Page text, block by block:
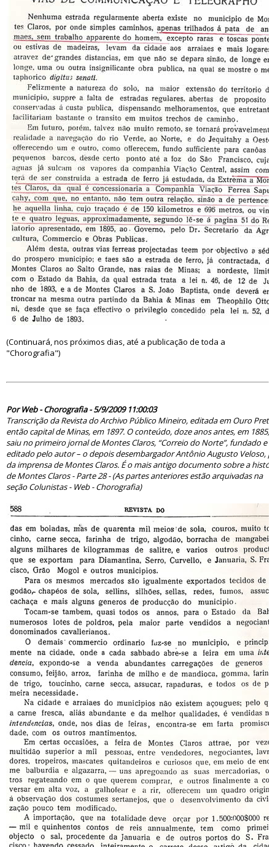
(Continuará, nos próximos dias, até a publicação de toda a
"Chorografia")
Por Web - Chorografia - 5/9/2009 11:00:03
Transcrição da Revista do Archivo Público Mineiro, editada em Ouro Preto,
então capital de Minas, em 1897. O conteúdo, doze anos antes, em 1885,
saiu no primeiro jornal de Montes Claros, “Correio do Norte”, fundado e
editado pelo autor – o depois desembargador Antônio Augusto Veloso,
da imprensa de Montes Claros. É o mais antigo documento sobre a
de Montes Claros - Parte 28 - (As partes anteriores estão arquivadas na
seção Colunistas - Web - Chorografia)